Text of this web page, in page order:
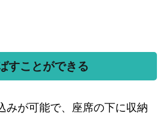
すことができる
みが可能で、座席の下に収納